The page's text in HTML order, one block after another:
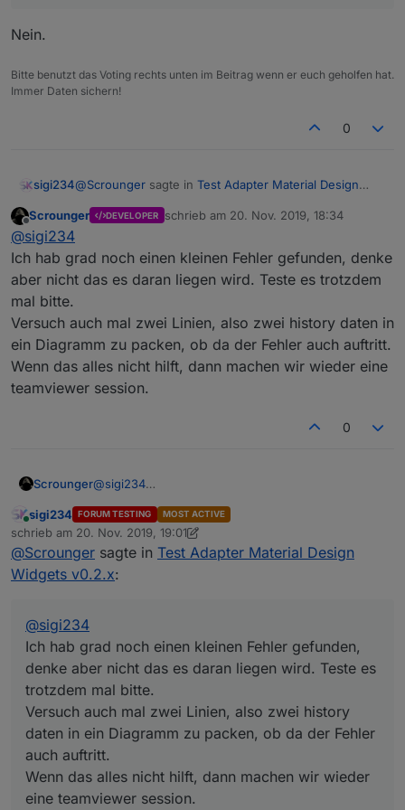
Nein.
Bitte benutzt das Voting rechts unten im Beitrag wenn er euch geholfen hat.
Immer Daten sichern!
0
sigi234@Scrounger sagte in Test Adapter Material Design
Kann das Problem vom line history chart wie von
dir hier beschrieben
https://forum.iobroker.net/topic/26199/test-
nicht nachstellen.
Unterschied ist, dass ich den sql Adapter und
nicht den History adapter verwende.
Steht nix im log?
Nein.
Offline
Scrounger DEVELOPER schrieb am 20. Nov. 2019, 18:34
zuletzt editiert von
@sigi234
Ich hab grad noch einen kleinen Fehler gefunden, denke
aber nicht das es daran liegen wird. Teste es trotzdem
mal bitte.
Versuch auch mal zwei Linien, also zwei history daten in
ein Diagramm zu packen, ob da der Fehler auch auftritt.
Wenn das alles nicht hilft, dann machen wir wieder eine
teamviewer session.
0
Scrounger@sigi234
denke aber nicht das es daran liegen wird. Teste es
trotzdem mal bitte.
Versuch auch mal zwei Linien, also zwei history
daten in ein Diagramm zu packen, ob da der Fehler
Online
sigi234 FORUM TESTING MOST ACTIVE
schrieb am 20. Nov. 2019, 19:01
zuletzt editiert von sigi234
@Scrounger sagte in Test Adapter Material Design
Widgets v0.2.x:
@sigi234
Ich hab grad noch einen kleinen Fehler gefunden,
denke aber nicht das es daran liegen wird. Teste es
trotzdem mal bitte.
Versuch auch mal zwei Linien, also zwei history
daten in ein Diagramm zu packen, ob da der Fehler
auch auftritt.
Wenn das alles nicht hilft, dann machen wir wieder
eine teamviewer session.